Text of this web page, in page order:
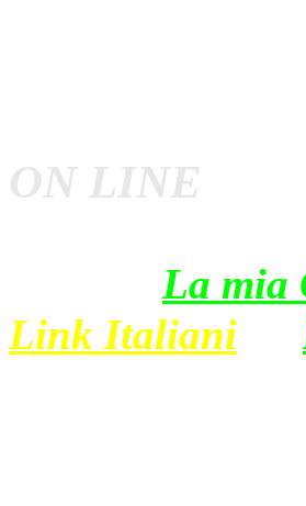
ON LINE
La mia
Link Italiani